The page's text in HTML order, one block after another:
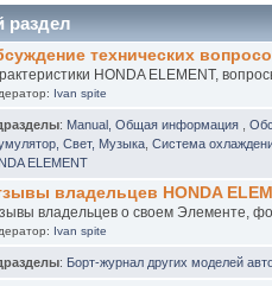
раздел
технических
HONDA ELEMENT,
Ivan spite
: Manual, Общая информация
Свет, Музыка, Система
ELEMENT
владельцев HONDA
владельцев о своем Элементе,
Ivan spite
: Борт-журнал других моделей